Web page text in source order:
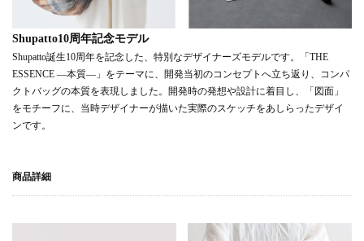
Shupatto10周年記念モデル
Shupatto誕生10周年を記念した、特別なデザイナーズモデルです。「THE
ESSENCE ―本質―」をテーマに、開発当初のコンセプトへ立ち返り、コンパ
クトバッグの本質を表現しました。開発時の発想や設計に着目し、「図面」
をモチーフに、当時デザイナーが描いた実際のスケッチをあしらったデザイ
ンです。
商品詳細